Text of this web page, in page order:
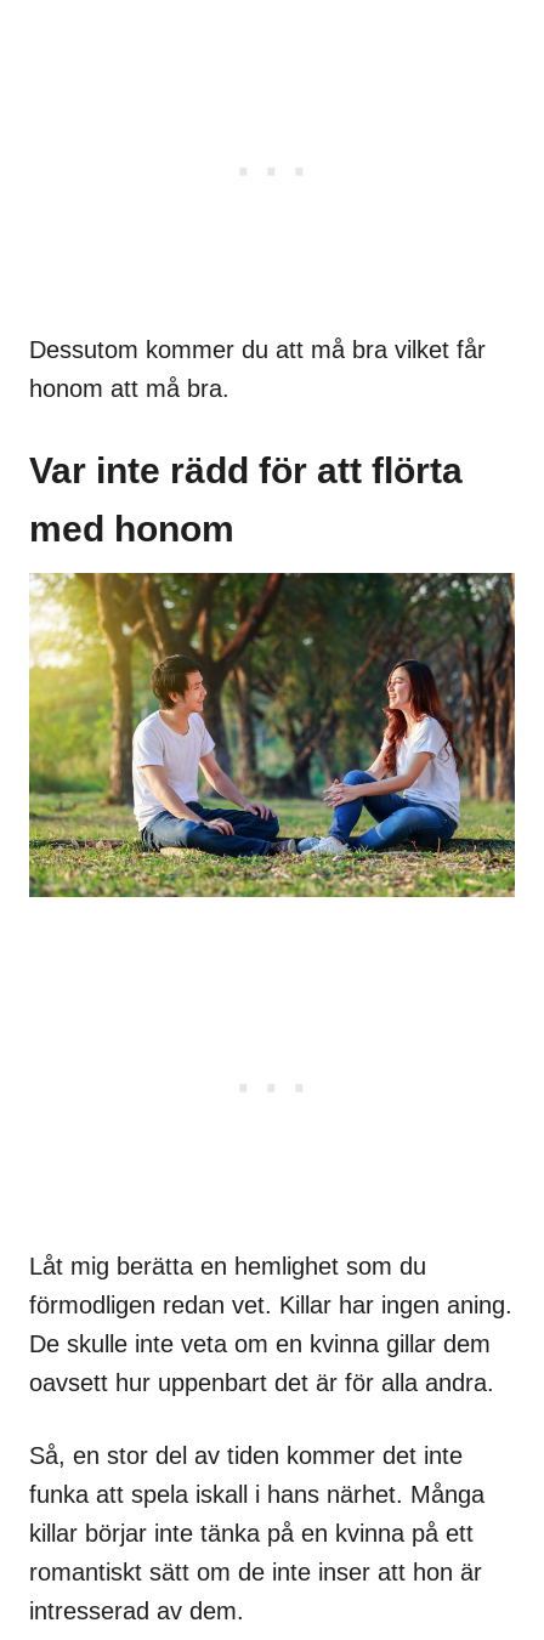
Dessutom kommer du att må bra vilket får
honom att må bra.
Var inte rädd för att flörta
med honom
Låt mig berätta en hemlighet som du
förmodligen redan vet. Killar har ingen aning.
De skulle inte veta om en kvinna gillar dem
oavsett hur uppenbart det är för alla andra.
Så, en stor del av tiden kommer det inte
funka att spela iskall i hans närhet. Många
killar börjar inte tänka på en kvinna på ett
romantiskt sätt om de inte inser att hon är
intresserad av dem.